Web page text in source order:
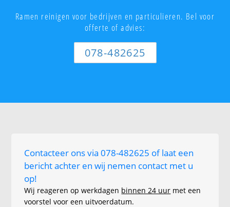
Ramen reinigen voor bedrijven en particulieren. Bel voor
offerte of advies:
078-482625
Contacteer ons via 078-482625 of laat een
bericht achter en wij nemen contact met u
op!
Wij reageren op werkdagen binnen 24 uur met een
voorstel voor een uitvoerdatum.